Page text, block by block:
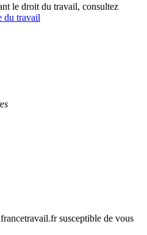
le droit du travail, consultez
du travail
susceptible de vous